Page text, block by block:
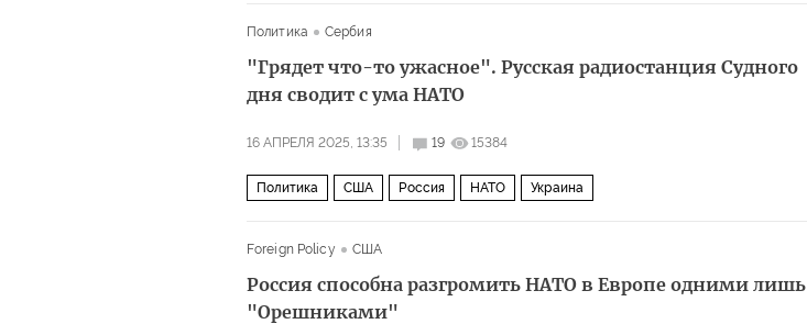
Политика
Сербия
"Грядет что-то ужасное". Русская радиостанция Судного
дня сводит с ума НАТО
16 АПРЕЛЯ 2025, 13:35 19 15384
Политика США Россия НАТО Украина
Foreign Policy США
Россия способна разгромить НАТО в Европе одними лишь
"Орешниками"